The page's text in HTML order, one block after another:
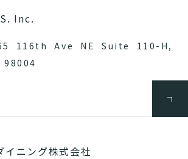
Inc.
116th Ave NE Suite 110-H,
98004
イニング株式会社